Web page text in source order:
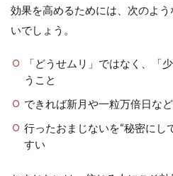
効果を高めるためには、次のよ
いでしょう。
「どうせムリ」ではなく、「
うこと
できれば新月や一粒万倍日な
行ったおまじないを“秘密にし
すい